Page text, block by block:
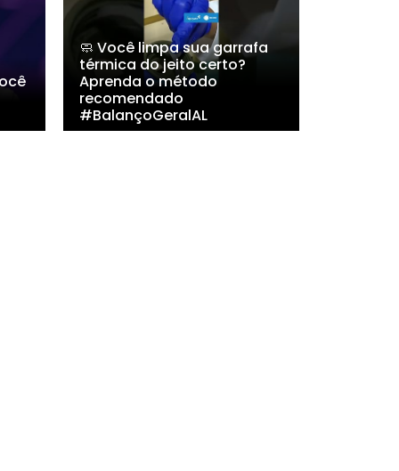
🧼 Você limpa sua garrafa
térmica do jeito certo?
Aprenda o método
recomendado
#BalançoGeralAL